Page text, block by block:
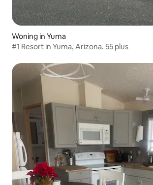
Woning in Yuma
#1 Resort in Yuma, Arizona. 55 plus